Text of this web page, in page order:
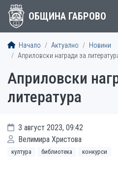
ОБЩИНА ГАБРОВО
Начало Актуално
Новини
Априловски награди за
Априловски
литература
3 август 2023, 09:42
Велимира Христова
култура библиотека конкурси